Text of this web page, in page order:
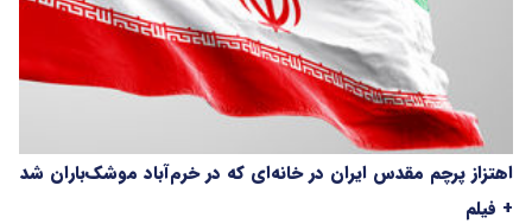
اهتزاز پرچم مقدس ایران در خانه‌ای که در خرم‌‌آباد موشک‌باران شد
+ فیلم